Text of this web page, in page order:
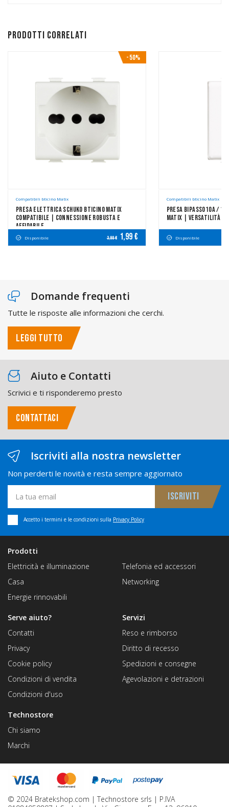
Prodotti correlati
Compatibili bticino Matix
Presa Elettrica Schuko Bticino Matix
Compatibile | Connessione Robusta E
Affidabile
Disponibile 3,98 €
-50%
1,99 €
Compatibili bticino Matix
Presa Bipasso10A /
Matix | Versatilità Di
Disponibile
Domande frequenti
Tutte le risposte alle informazioni che cerchi.
LEGGI TUTTO
Aiuto e Contatti
Scrivici e ti risponderemo presto
CONTATTACI
Iscriviti alla nostra newsletter
Non perderti le novità e resta sempre aggiornato
Accetto i termini e le condizioni sulla Privacy Policy
Prodotti
Elettricità e illuminazione
Casa
Energie rinnovabili
Telefonia ed accessori
Networking
Technostore
Chi siamo
Marchi
Servizi
Reso e rimborso
Diritto di recesso
Spedizioni e consegne
Agevolazioni e detrazioni
Serve aiuto?
Contatti
Privacy
Cookie policy
Condizioni di vendita
Condizioni d'uso
© 2024 Bratekshop.com | Technostore srls | P.IVA